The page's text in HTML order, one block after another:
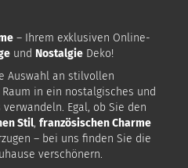
– Ihrem exklusiven Online-
und Nostalgie Deko!
Auswahl an stilvollen
in ein nostalgisches und
Egal, ob Sie den
Stil, französischen Charme
– bei uns finden Sie die
verschönern.